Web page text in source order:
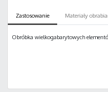
Zastosowanie Materiały
Obróbka wielkogabarytowych